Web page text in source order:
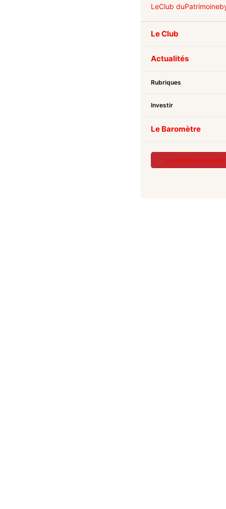
LeClub duPatrimoine
Le Club
Actualités
Rubriques
Investir
Le Baromètre
Les Rendez-vous